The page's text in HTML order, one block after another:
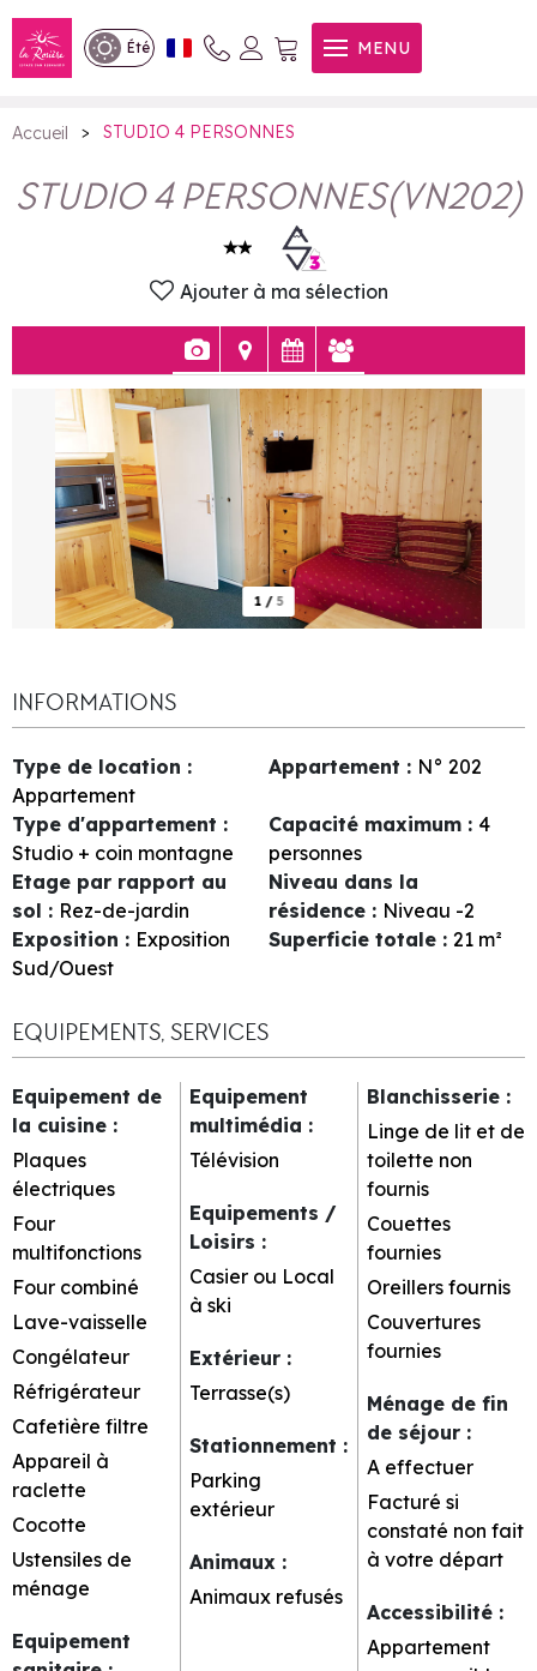
Été MENU
STUDIO 4 PERSONNES
Accueil > STUDIO 4 PERSONNES
STUDIO 4 PERSONNES(VN202)
Ajouter à ma sélection
1 / 5
INFORMATIONS
Type de location :
Appartement
Appartement : N° 202
Type d'appartement :
Studio + coin montagne
Capacité maximum : 4
personnes
Etage par rapport au
sol : Rez-de-jardin
Niveau dans la
résidence : Niveau -2
Exposition : Exposition
Sud/Ouest
Superficie totale : 21 m²
EQUIPEMENTS, SERVICES
Equipement de
la cuisine :
Plaques
électriques
Four
multifonctions
Four combiné
Lave-vaisselle
Congélateur
Réfrigérateur
Cafetière filtre
Appareil à
raclette
Cocotte
Ustensiles de
ménage
Equipement
Equipement
multimédia :
Télévision
Equipements /
Loisirs :
Casier ou Local
à ski
Extérieur :
Terrasse(s)
Stationnement :
Parking
extérieur
Animaux :
Animaux refusés
Blanchisserie :
Linge de lit et de
toilette non
fournis
Couettes
fournies
Oreillers fournis
Couvertures
fournies
Ménage de fin
de séjour :
A effectuer
Facturé si
constaté non fait
à votre départ
Accessibilité :
Appartement